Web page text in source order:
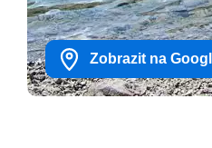
Zobrazit na